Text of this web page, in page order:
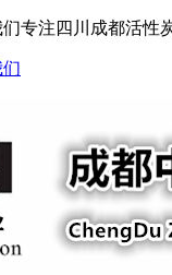
专注四川成都活性